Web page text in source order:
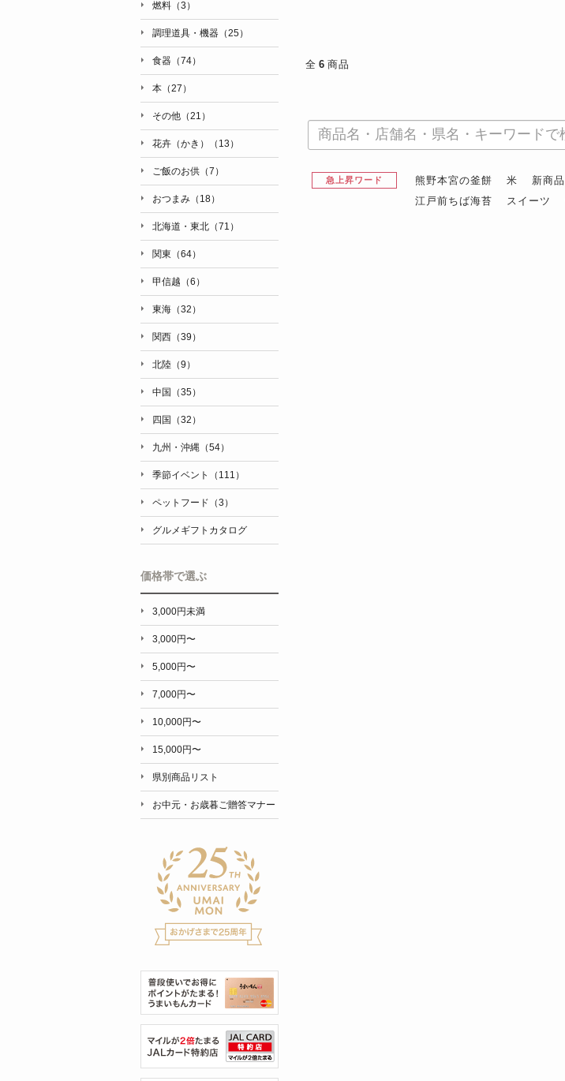
全 6 商品
急上昇ワード 熊野本宮の釜餅 米 新商品
江戸前ちば海苔
スイーツ
燃料（3）
調理道具・機器（25）
食器（74）
本（27）
その他（21）
花卉（かき）（13）
ご飯のお供（7）
おつまみ（18）
北海道・東北（71）
関東（64）
甲信越（6）
東海（32）
関西（39）
北陸（9）
中国（35）
四国（32）
九州・沖縄（54）
季節イベント（111）
ペットフード（3）
グルメギフトカタログ
価格帯で選ぶ
3,000円未満
3,000円〜
5,000円〜
7,000円〜
10,000円〜
15,000円〜
県別商品リスト
お中元・お歳暮ご贈答マナー